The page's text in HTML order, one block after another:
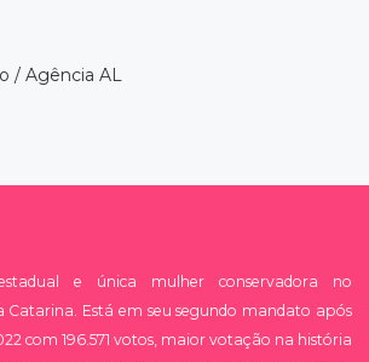
/ Agência AL
e única mulher conservadora no
Está em seu segundo mandato após
com 196.571 votos, maior votação na história